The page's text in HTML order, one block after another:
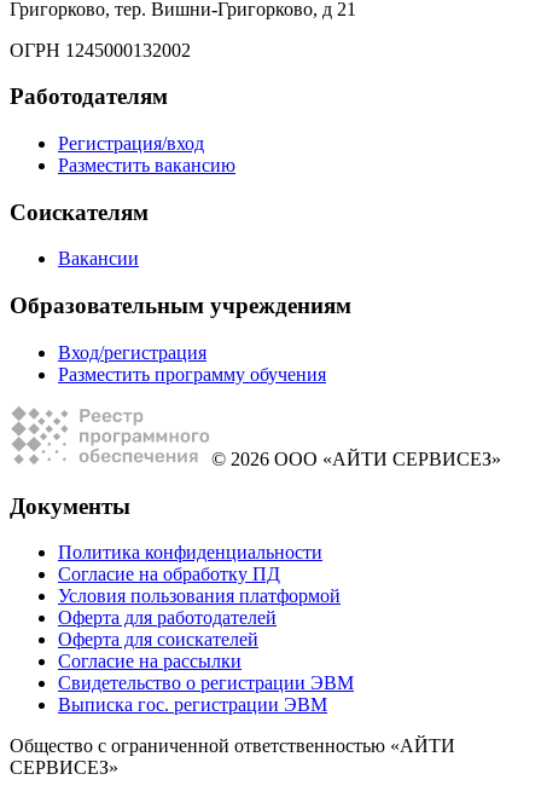
Григорково, тер. Вишни-Григорково, д 21
ОГРН 1245000132002
Работодателям
Регистрация/вход
Разместить вакансию
Соискателям
Вакансии
Образовательным учреждениям
Вход/регистрация
Разместить программу обучения
© 2026 ООО «АЙТИ СЕРВИСЕЗ»
Документы
Политика конфиденциальности
Согласие на обработку ПД
Условия пользования платформой
Оферта для работодателей
Оферта для соискателей
Согласие на рассылки
Свидетельство о регистрации ЭВМ
Выписка гос. регистрации ЭВМ
Общество с ограниченной ответственностью «АЙТИ
СЕРВИСЕЗ»